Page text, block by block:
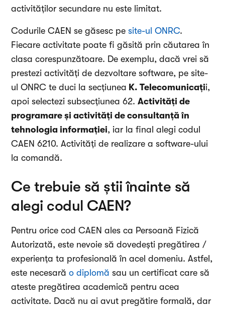
activităților secundare nu este limitat.
Codurile CAEN se găsesc pesite-ul ONRC.
Fiecare activitate poate fi găsită prin căutarea în
clasa corespunzătoare. De exemplu, dacă vrei să
prestezi activități de dezvoltare software, pe site-
ul ONRC te duci la secțiunea K. Telecomunicații,
apoi selectezi subsecțiunea 62.Activități de
programare și activități de consultanță în
tehnologia informației, iar la final alegi codul
CAEN 6210. Activități de realizare a software-ului
la comandă.
Ce trebuie să știi înainte să
alegi codul CAEN?
Pentru orice cod CAEN ales ca Persoană Fizică
Autorizată, este nevoie să dovedești pregătirea /
experiența ta profesională în acel domeniu. Astfel,
este necesarăo diplomă sau un certificat care să
ateste pregătirea academică pentru acea
activitate. Dacă nu ai avut pregătire formală, dar